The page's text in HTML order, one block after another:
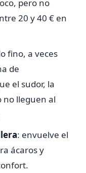
pero no
20 y 40 € en
fino, a veces
de
el sudor, la
no lleguen al
: envuelve el
ácaros y